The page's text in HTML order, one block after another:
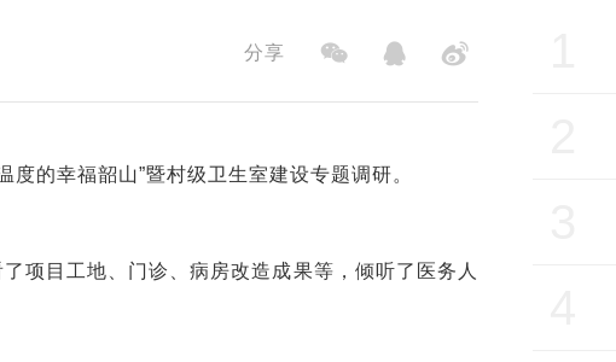
分享
的幸福韶山”暨村级卫生室建设专题调研。
项目工地、门诊、病房改造成果等，倾听了医务人